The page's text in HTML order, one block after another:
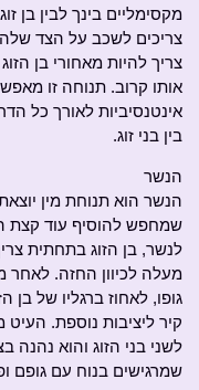
מקסימליים בינך לבין בן
צריכים לשכב על הצד
צריך להיות מאחורי בן
אותו קרוב. תנוחה זו
אינטנסיביות לאורך כל
בין בני זוג.
הנשר
הנשר הוא תנוחת מין
שמחפש להוסיף עוד קצת
לנשר, בן הזוג בתחתית
מעלה לכיוון החזה. לאחר
גופו, לאחוז ברגליו של
קיר ליציבות נוספת.
לשני בני הזוג והוא נהנה
שמרגישים בנוח עם גופם